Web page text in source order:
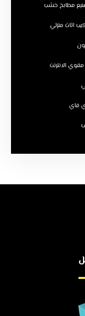
مطابخ خشب
اثاث منزلي
مقوي الانترنت
فاي